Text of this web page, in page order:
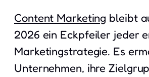
Content Marketing bleibt
2026 ein Eckpfeiler jeder
Marketingstrategie. Es
Unternehmen, ihre